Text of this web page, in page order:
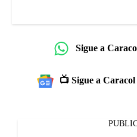
Sigue a
📺 Sigue a